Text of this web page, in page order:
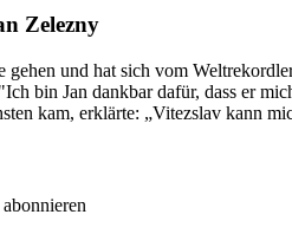
Zelezny
und hat sich vom
bin Jan dankbar dafür, dass er
kam, erklärte: „Vitezslav kann